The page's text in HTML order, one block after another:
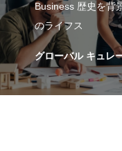
Business 歴史を背
のライフス
グローバル キュレ